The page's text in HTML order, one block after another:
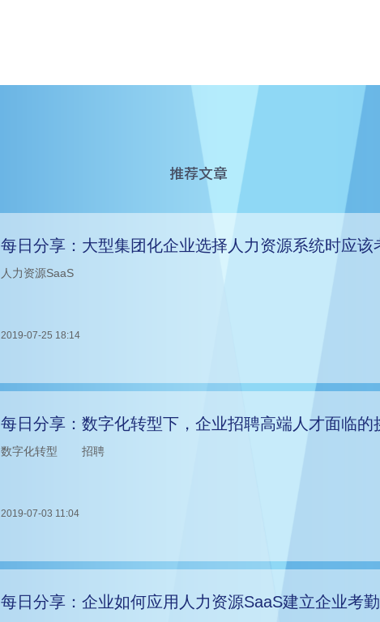
推荐文章
每日分享：大型集团化企业选择人力资源系统时应该
人力资源SaaS
2019-07-25 18:14
每日分享：数字化转型下，企业招聘高端人才面临的
数字化转型 招聘
2019-07-03 11:04
每日分享：企业如何应用人力资源SaaS建立企业考